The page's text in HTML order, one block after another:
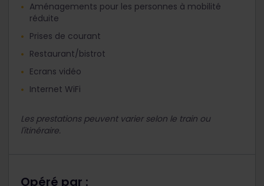
Aménagements pour les personnes à mobilité
réduite
Prises de courant
Restaurant/bistrot
Ecrans vidéo
Internet WiFi
Les prestations peuvent varier selon le train ou
l'itinéraire.
Opéré par :